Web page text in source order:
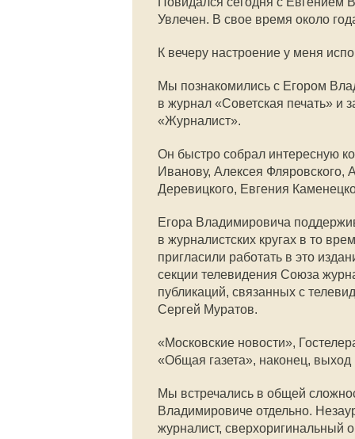
Увлечен. В свое время около
К вечеру настроение у меня
Мы познакомились с Егором
в журнал «Советская печать» и
«Журналист».
Он быстро собрал интересную
Иванову, Алексея Фляровского,
Деревицкого, Евгения
Егора Владимировича
в журналистских кругах в то
пригласили работать в это
секции телевидения Союза
публикаций, связанных с
Сергей Муратов.
«Московские новости»,
«Общая газета», наконец,
Мы встречались в общей
Владимировиче отдельно.
журналист, сверхоригинальный